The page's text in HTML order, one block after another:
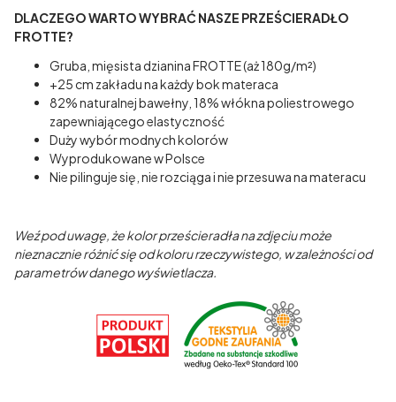
DLACZEGO WARTO WYBRAĆ NASZE PRZEŚCIERADŁO
FROTTE?
Gruba, mięsista dzianina FROTTE (aż 180g/m²)
+25 cm zakładu na każdy bok materaca
82% naturalnej bawełny, 18% włókna poliestrowego
zapewniającego elastyczność
Duży wybór modnych kolorów
Wyprodukowane w Polsce
Nie pilinguje się, nie rozciąga i nie przesuwa na materacu
Weź pod uwagę, że kolor prześcieradła na zdjęciu może
nieznacznie różnić się od koloru rzeczywistego, w zależności od
parametrów danego wyświetlacza.